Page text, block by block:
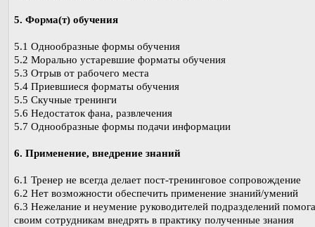
5. Форма(т) обучения
5.1 Однообразные формы обучения
5.2 Морально устаревшие форматы обучения
5.3 Отрыв от рабочего места
5.4 Приевшиеся форматы обучения
5.5 Скучные тренинги
5.6 Недостаток фана, развлечения
5.7 Однообразные формы подачи информации
6. Применение, внедрение знаний
6.1 Тренер не всегда делает пост-тренинговое сопровождение
6.2 Нет возможности обеспечить применение знаний/умений
6.3 Нежелание и неумение руководителей подразделений
своим сотрудникам внедрять в практику полученные знания